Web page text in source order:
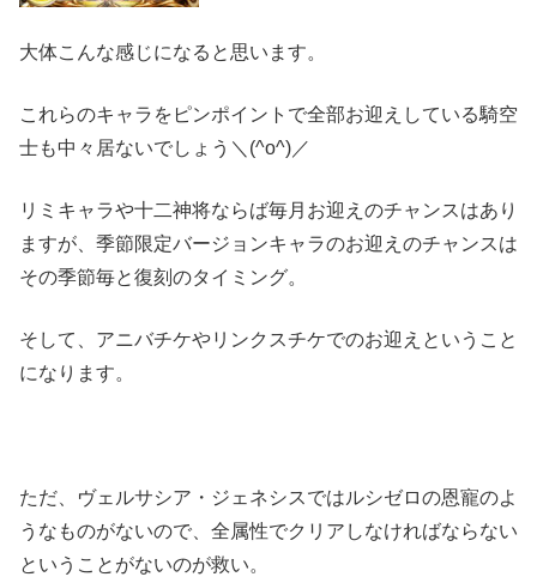
大体こんな感じになると思います。
これらのキャラをピンポイントで全部お迎えしている騎空
士も中々居ないでしょう＼(^o^)／
リミキャラや十二神将ならば毎月お迎えのチャンスはあり
ますが、季節限定バージョンキャラのお迎えのチャンスは
その季節毎と復刻のタイミング。
そして、アニバチケやリンクスチケでのお迎えということ
になります。
ただ、ヴェルサシア・ジェネシスではルシゼロの恩寵のよ
うなものがないので、全属性でクリアしなければならない
ということがないのが救い。